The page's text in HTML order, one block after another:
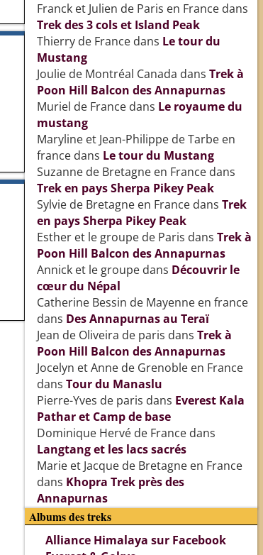
Franck et Julien de Paris en Francedans
Trek des 3 cols et Island Peak
Thierry de Francedans Le tour du
Mustang
Joulie de Montréal Canada dans Trek à
Poon Hill Balcon des Annapurnas
Muriel de Francedans Le royaume du
mustang
Maryline et Jean-Philippe de Tarbe en
francedans Le tour du Mustang
Suzanne de Bretagne en Francedans
Trek en pays Sherpa Pikey Peak
Sylvie de Bretagne en Francedans Trek
en pays Sherpa Pikey Peak
Esther et le groupe de Paris dans Trek à
Poon Hill Balcon des Annapurnas
Annick et le groupedans Découvrir le
cœur du Népal
Catherine Bessin de Mayenne en france
dans Des Annapurnas au Teraï
Jean de Oliveira de paris dans Trek à
Poon Hill Balcon des Annapurnas
Jocelyn et Anne de Grenoble en France
dans Tour du Manaslu
Pierre-Yves de paris dans Everest Kala
Pathar et Camp de base
Dominique Hervé de Francedans
Langtang et les lacs sacrés
Marie et Jacque de Bretagne en France
dans Khopra Trek près des
Annapurnas
Albums des treks
Alliance Himalaya sur Facebook